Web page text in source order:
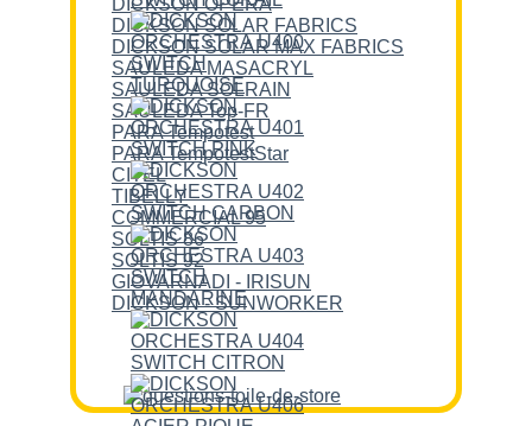
DICKSON SOLAR FABRICS
DICKSON SOLAR MAX FABRICS
SAULEDA MASACRYL
SAULEDA SOLRAIN
SAULEDA Top-FR
PARA Tempotest
PARA TempotestStar
CITEL
TIBELLY
COMMERCIAL 95
SOLTIS 86
SOLTIS 92
GIOVARNADI - IRISUN
DICKSON - SUNWORKER